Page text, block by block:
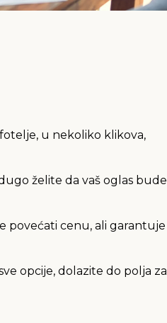
u nekoliko klikova,
želite da vaš oglas bude
povećati cenu, ali garantuje
opcije, dolazite do polja za